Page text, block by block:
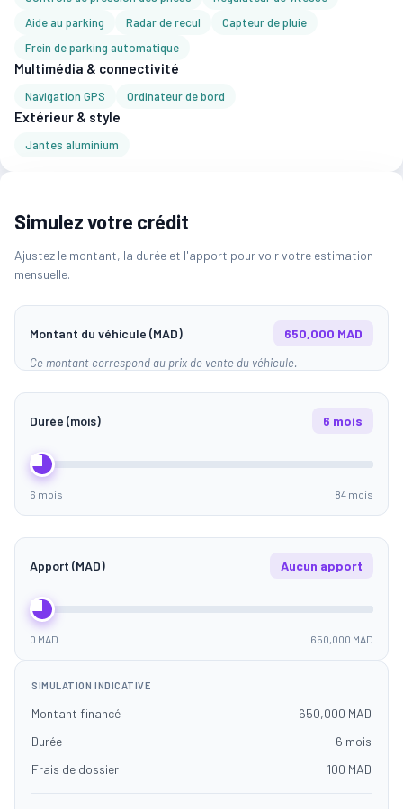
Aide au parking
Radar de recul
Capteur de pluie
Frein de parking automatique
Multimédia & connectivité
Navigation GPS Ordinateur de bord
Extérieur & style
Jantes aluminium
Simulez votre crédit
Ajustez le montant, la durée et l'apport pour voir votre estimation
mensuelle.
Montant du véhicule (MAD) 650,000 MAD
Ce montant correspond au prix de vente du véhicule.
Durée (mois) 6 mois
6 mois 84 mois
Apport (MAD) Aucun apport
0 MAD 650,000 MAD
SIMULATION INDICATIVE
Montant financé
650,000 MAD
Durée
6 mois
Frais de dossier
100 MAD